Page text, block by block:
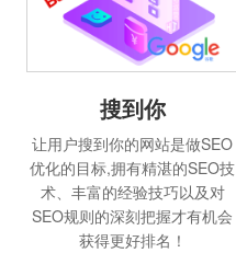
搜到你
让用户搜到你的网站是做SEO
优化的目标,拥有精湛的SEO技
术、丰富的经验技巧以及对
SEO规则的深刻把握才有机会
获得更好排名！